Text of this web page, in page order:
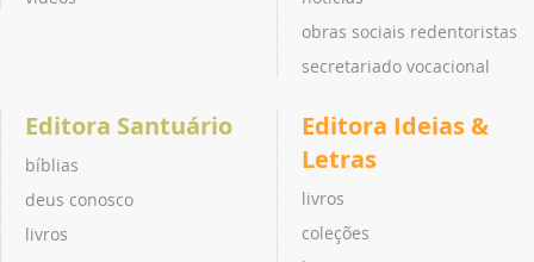
obras sociais redentoristas
secretariado vocacional
Editora Santuário
bíblias
deus conosco
livros
Editora Ideias &
Letras
livros
coleções